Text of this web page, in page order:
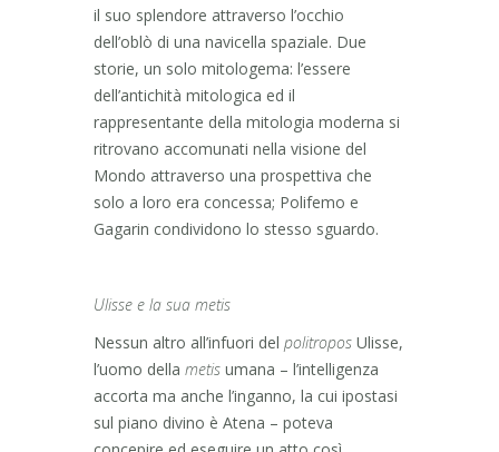
il suo splendore attraverso l’occhio
dell’oblò di una navicella spaziale. Due
storie, un solo mitologema: l’essere
dell’antichità mitologica ed il
rappresentante della mitologia moderna si
ritrovano accomunati nella visione del
Mondo attraverso una prospettiva che
solo a loro era concessa; Polifemo e
Gagarin condividono lo stesso sguardo.
Ulisse e la sua metis
Nessun altro all’infuori del politropos Ulisse,
l’uomo della metis umana – l’intelligenza
accorta ma anche l’inganno, la cui ipostasi
sul piano divino è Atena – poteva